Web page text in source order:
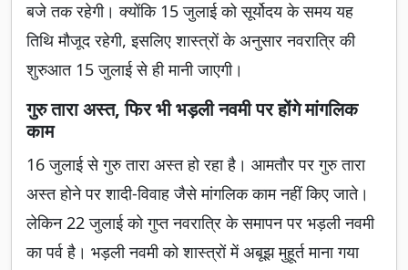
बजे तक रहेगी। क्योंकि 15 जुलाई को सूर्योदय के समय यह
तिथि मौजूद रहेगी, इसलिए शास्त्रों के अनुसार नवरात्रि की
शुरुआत 15 जुलाई से ही मानी जाएगी।
गुरु तारा अस्त, फिर भी भड़ली नवमी पर होंगे मांगलिक
काम
16 जुलाई से गुरु तारा अस्त हो रहा है। आमतौर पर गुरु तारा
अस्त होने पर शादी-विवाह जैसे मांगलिक काम नहीं किए जाते।
लेकिन 22 जुलाई को गुप्त नवरात्रि के समापन पर भड़ली नवमी
का पर्व है। भड़ली नवमी को शास्त्रों में अबूझ मुहूर्त माना गया